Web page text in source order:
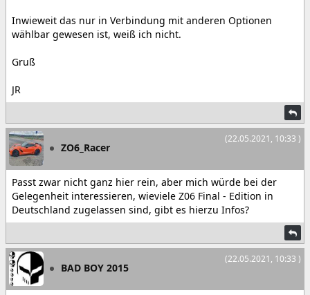
Inwieweit das nur in Verbindung mit anderen Optionen
wählbar gewesen ist, weiß ich nicht.
Gruß
JR
(22.05.2021, 10:33 )
ZO6_Racer
Passt zwar nicht ganz hier rein, aber mich würde bei der
Gelegenheit interessieren, wieviele Z06 Final - Edition in
Deutschland zugelassen sind, gibt es hierzu Infos?
(22.05.2021, 10:33 )
BAD BOY 2015